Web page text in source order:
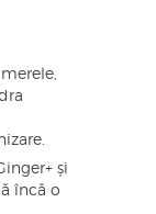
și
încă o